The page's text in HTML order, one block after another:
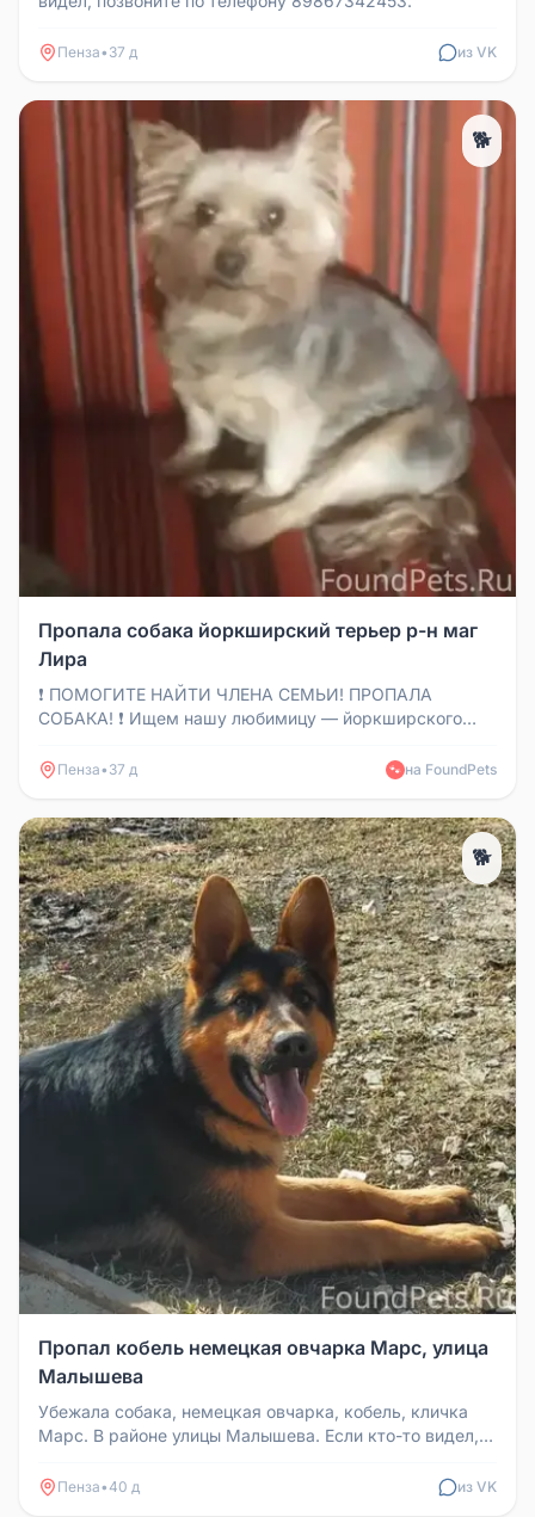
Пенза• 37 д из VK
🐕
Пропала собака йоркширский терьер р-н маг
Лира
❗️ ПОМОГИТЕ НАЙТИ ЧЛЕНА СЕМЬИ! ПРОПАЛА
СОБАКА! ❗️ Ищем нашу любимицу — йоркширского
Пенза• 37 д 🐾 на FoundPets
🐕
Пропал кобель немецкая овчарка Марс, улица
Малышева
Убежала собака, немецкая овчарка, кобель, кличка
Марс. В районе улицы Малышева. Если кто-то видел,
Пенза•40 д из VK